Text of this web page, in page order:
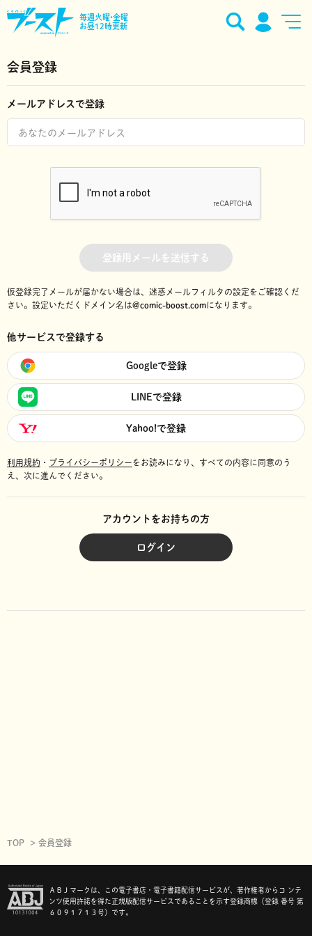
毎週火曜•金曜
お昼12時更新
会員登録
メールアドレスで登録
登録用メールを送信する
仮登録完了メールが届かない場合は、迷惑メールフィルタの設定をご確認くだ
さい。 設定いただくドメイン名は@comic-boost.comになります。
他サービスで登録する
Googleで登録
LINEで登録
Yahoo!で登録
利用規約 ・ プライバシーポリシーをお読みになり、 すべての内容に同意のう
え、次に進んでください。
アカウントをお持ちの方
ログイン
TOP 会員登録
ＡＢＪマークは、この電子書店・電子書籍配信サービスが、著作権者からコ ンテ
ンツ使用許諾を得た正規版配信サービスであることを示す登録商標（登録 番号 第
６０９１７１３号）です。